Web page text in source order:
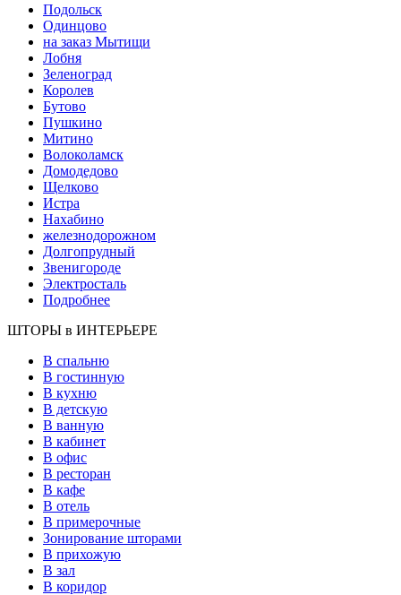
Подольск
Одинцово
на заказ Мытищи
Лобня
Зеленоград
Королев
Бутово
Пушкино
Митино
Волоколамск
Домодедово
Щелково
Истра
Нахабино
железнодорожном
Долгопрудный
Звенигороде
Электросталь
Подробнее
ШТОРЫ в ИНТЕРЬЕРЕ
В спальню
В гостинную
В кухню
В детскую
В ванную
В кабинет
В офис
В ресторан
В кафе
В отель
В примерочные
Зонирование шторами
В прихожую
В зал
В коридор